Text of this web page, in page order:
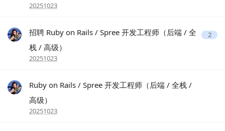
20251023
招聘 Ruby on Rails / Spree 开发工程师（后端 / 全
栈 / 高级）
20251023
2
Ruby on Rails / Spree 开发工程师（后端 / 全栈 /
高级）
20251023